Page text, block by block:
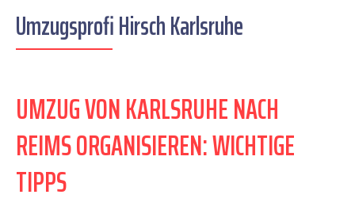
Umzugsprofi Hirsch Karlsruhe
UMZUG VON KARLSRUHE NACH
REIMS ORGANISIEREN: WICHTIGE
TIPPS